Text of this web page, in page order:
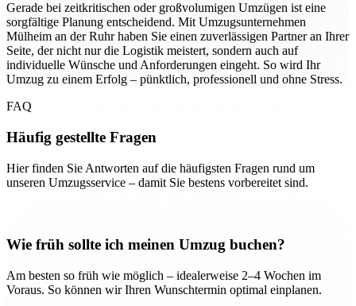
Gerade bei zeitkritischen oder großvolumigen Umzügen ist eine
sorgfältige Planung entscheidend. Mit Umzugsunternehmen
Mülheim an der Ruhr haben Sie einen zuverlässigen Partner an Ihrer
Seite, der nicht nur die Logistik meistert, sondern auch auf
individuelle Wünsche und Anforderungen eingeht. So wird Ihr
Umzug zu einem Erfolg – pünktlich, professionell und ohne Stress.
FAQ
Häufig gestellte Fragen
Hier finden Sie Antworten auf die häufigsten Fragen rund um
unseren Umzugsservice – damit Sie bestens vorbereitet sind.
Wie früh sollte ich meinen Umzug buchen?
Am besten so früh wie möglich – idealerweise 2–4 Wochen im
Voraus. So können wir Ihren Wunschtermin optimal einplanen.